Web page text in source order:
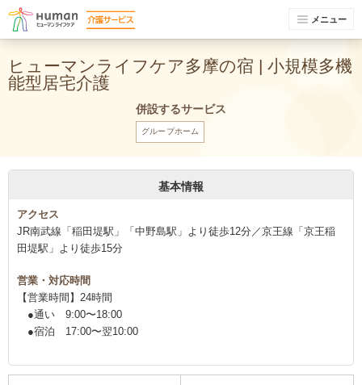
メニュー
ヒューマンライフケア多摩の宿 | 小規模多機
能型居宅介護
併設するサービス
グループホーム
基本情報
アクセス
JR南武線「稲田堤駅」「中野島駅」より徒歩12分／京王線「京王稲
田堤駅」より徒歩15分
営業・対応時間
【営業時間】24時間
●通い 9:00〜18:00
●宿泊 17:00〜翌10:00